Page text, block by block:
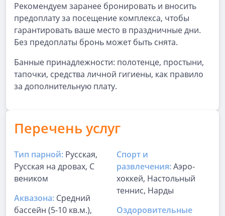
Рекомендуем заранее бронировать и вносить
предоплату за посещение комплекса, чтобы
гарантировать ваше место в праздничные дни.
Без предоплаты бронь может быть снята.
Банные принадлежности: полотенце, простыни,
тапочки, средства личной гигиены, как правило
за дополнительную плату.
Перечень услуг
Тип парной: Русская,
Русская на дровах, С
веником
Аквазона: Средний
бассейн (5-10 кв.м.),
Спорт и
развлечения:Аэро-
хоккей, Настольный
теннис, Нарды
Оздоровительные